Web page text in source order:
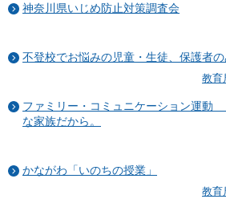
神奈川県いじめ防止対策調査会
不登校でお悩みの児童・生徒、保護者
教育
ファミリー・コミュニケーション運動
な家族だから。
かながわ「いのちの授業」
教育